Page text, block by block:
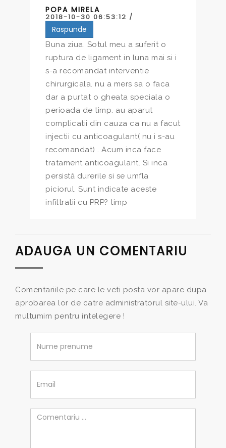
POPA MIRELA
2018-10-30 06:53:12 /
Raspunde
Buna ziua. Sotul meu a suferit o
ruptura de ligament in luna mai si i
s-a recomandat interventie
chirurgicala. nu a mers sa o faca
dar a purtat o gheata speciala o
perioada de timp. au aparut
complicatii din cauza ca nu a facut
injectii cu anticoagulant( nu i s-au
recomandat) . Acum inca face
tratament anticoagulant. Si inca
persistă durerile si se umfla
piciorul. Sunt indicate aceste
infiltratii cu PRP? timp
ADAUGA UN COMENTARIU
Comentariile pe care le veti posta vor apare dupa
aprobarea lor de catre administratorul site-ului. Va
multumim pentru intelegere !